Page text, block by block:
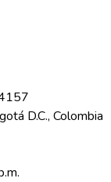
D.C., Colombia